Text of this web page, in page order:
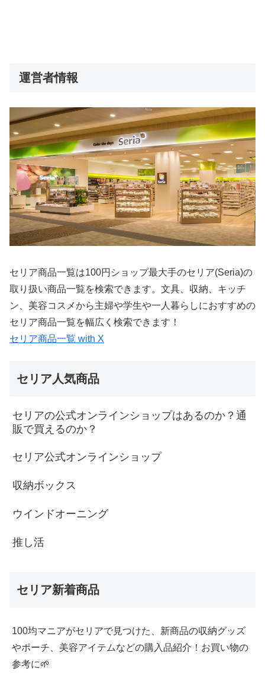
運営者情報
セリア商品一覧は100円ショップ最大手のセリア(Seria)の
取り扱い商品一覧を検索できます。文具、収納、キッチ
ン、美容コスメから主婦や学生や一人暮らしにおすすめの
セリア商品一覧を幅広く検索できます！
セリア商品一覧 with X
セリア人気商品
セリアの公式オンラインショップはあるのか？通
販で買えるのか？
セリア公式オンラインショップ
収納ボックス
ウインドオーニング
推し活
セリア新着商品
100均マニアがセリアで見つけた、新商品の収納グッズ
やポーチ、美容アイテムなどの購入品紹介！お買い物の
参考に🌱